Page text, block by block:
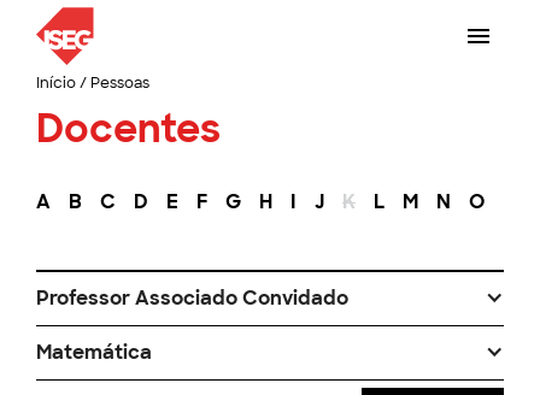
Início/ Pessoas
Docentes
A B C D E F G H I J K L M N O
Professor Associado Convidado
Matemática